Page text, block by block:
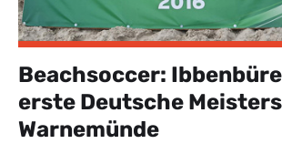
Beachsoccer:
erste Deutsche
Warnemünde